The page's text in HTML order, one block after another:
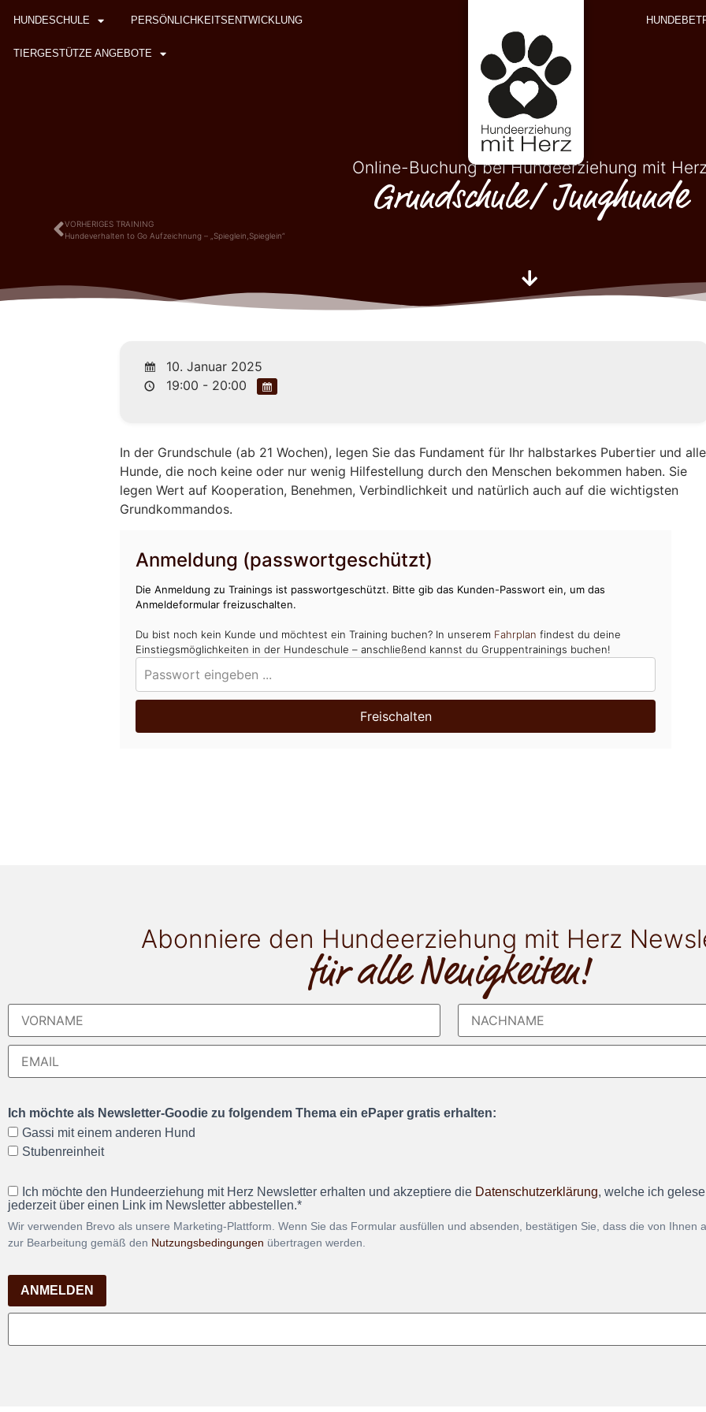
HUNDESCHULE PERSÖNLICHKEITSENTWICKLUNG
TIERGESTÜTZE ANGEBOTE
Online-Buchung bei Hundeerziehung mit
Grundschule/ Junghunde
VORHERIGES TRAINING
Hundeverhalten to Go Aufzeichnung – „Spieglein,Spieglein“
10. Januar 2025
19:00 - 20:00
In der Grundschule (ab 21 Wochen), legen Sie das Fundament für Ihr halbstarkes Pubertier und alle
Hunde, die noch keine oder nur wenig Hilfestellung durch den Menschen bekommen haben. Sie
legen Wert auf Kooperation, Benehmen, Verbindlichkeit und natürlich auch auf die wichtigsten
Grundkommandos.
Anmeldung (passwortgeschützt)
Die Anmeldung zu Trainings ist passwortgeschützt. Bitte gib das Kunden-Passwort ein, um das
Anmeldeformular freizuschalten.
Du bist noch kein Kunde und möchtest ein Training buchen? In unserem Fahrplan findest du deine
Einstiegsmöglichkeiten in der Hundeschule – anschließend kannst du Gruppentrainings buchen!
Freischalten
Abonniere den Hundeerziehung mit Herz
für alle Neuigkeiten!
Ich möchte als Newsletter-Goodie zu folgendem Thema ein ePaper gratis erhalten:
Gassi mit einem anderen Hund
Stubenreinheit
Ich möchte den Hundeerziehung mit Herz Newsletter erhalten und akzeptiere die Datenschutzerklärung, welche ich
jederzeit über einen Link im Newsletter abbestellen.*
Wir verwenden Brevo als unsere Marketing-Plattform. Wenn Sie das Formular ausfüllen und absenden, bestätigen Sie, dass die von Ihnen
zur Bearbeitung gemäß den Nutzungsbedingungen übertragen werden.
ANMELDEN